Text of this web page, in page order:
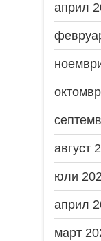
април
август
юли
април
март